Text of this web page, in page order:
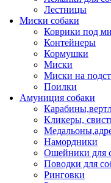
Лестницы
Миски собаки
Коврики под
Контейнеры
Кормушки
Миски
Миски на
Поилки
Амуниция собаки
Кликеры,
Намордники
Ошейники для
Поводки для
Ринговки